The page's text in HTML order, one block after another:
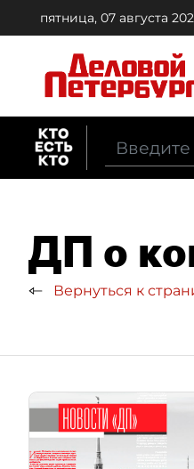
пятница, 07 августа
ДП о
Вернуться к